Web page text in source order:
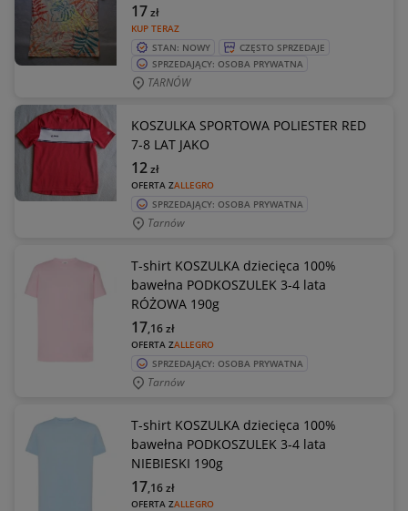
KUP TERAZ
17zł
STAN: NOWY
CZĘSTO SPRZEDAJE
SPRZEDAJĄCY: OSOBA PRYWATNA
TARNÓW
KOSZULKA SPORTOWA POLIESTER RED
7-8 LAT JAKO
OFERTA ZALLEGRO
12zł
SPRZEDAJĄCY: OSOBA PRYWATNA
Tarnów
T-shirt KOSZULKA dziecięca 100%
bawełna PODKOSZULEK 3-4 lata
RÓŻOWA 190g
OFERTA ZALLEGRO
17,16zł
SPRZEDAJĄCY: OSOBA PRYWATNA
Tarnów
T-shirt KOSZULKA dziecięca 100%
bawełna PODKOSZULEK 3-4 lata
NIEBIESKI 190g
OFERTA ZALLEGRO
17,16zł